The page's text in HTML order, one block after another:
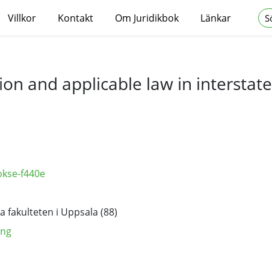
Villkor Kontakt Om Juridikbok Länkar
and applicable law in interstate
f440e
fakulteten i Uppsala (88)